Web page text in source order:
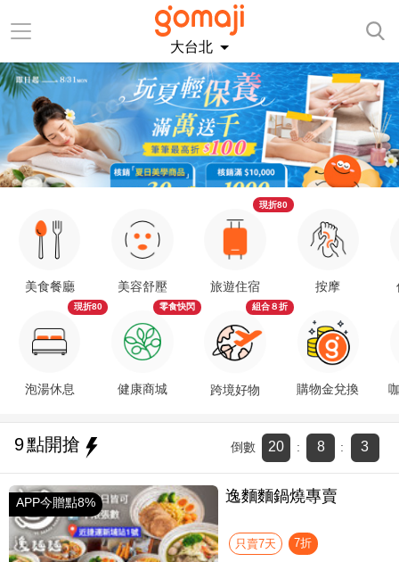
大台北
美食餐廳
泡湯休息
現折80
美容舒壓
健康商城
零食快閃
旅遊住宿
現折80
跨境好物
組合８折
按摩
購物金兌換
9點開搶 倒數 20 : 8 : 2
APP今贈點8% 逸麵麵鍋燒專賣
只賣7天 7折